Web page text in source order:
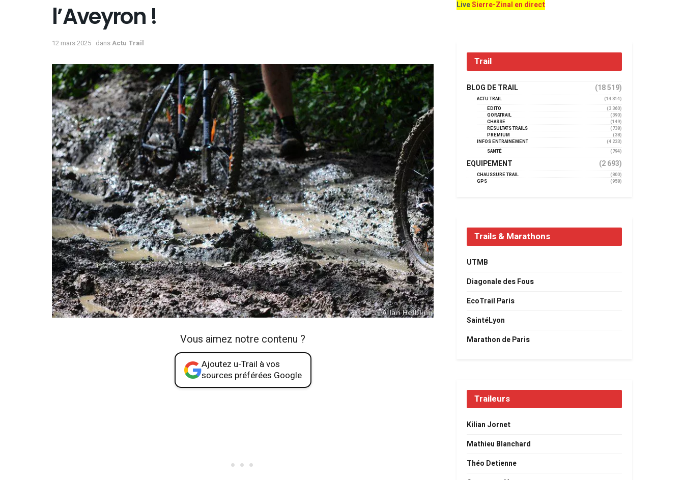
l’Aveyron !
12 mars 2025 dansActu Trail
Vous aimez notre contenu ?
Ajoutez u-Trail à vos
sources préférées Google
LiveSierre-Zinal en direct
Trail
BLOG DE TRAIL (18 519)
ACTU TRAIL
(14 314)
EDITO
(3 360)
GORATRAIL
(390)
CHASSE
(149)
RÉSULTATS TRAILS
(738)
PREMIUM
(38)
INFOS ENTRAINEMENT
(4 233)
SANTÉ
(794)
EQUIPEMENT (2 693)
CHAUSSURE TRAIL
(800)
GPS
(958)
Trails & Marathons
UTMB
Diagonale des Fous
EcoTrail Paris
SaintéLyon
Marathon de Paris
Traileurs
Kilian Jornet
Mathieu Blanchard
Théo Detienne